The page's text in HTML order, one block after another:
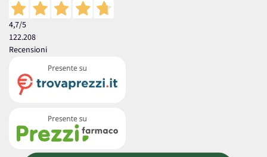
4,7/5
122.208
Recensioni